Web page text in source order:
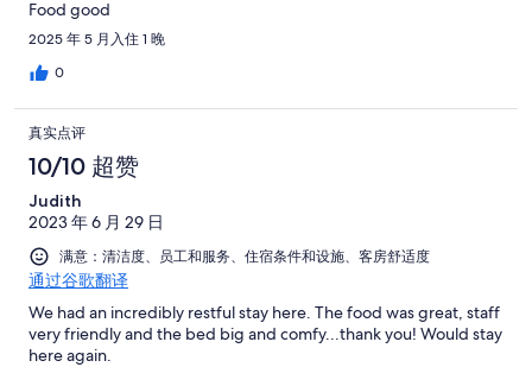
Food good
2025 年 5 月入住 1 晚
0
真实点评
10/10 超赞
Judith
2023 年 6 月 29 日
满意：清洁度、员工和服务、住宿条件和设施、客房舒适度
通过谷歌翻译
We had an incredibly restful stay here. The food was great, staff
very friendly and the bed big and comfy...thank you! Would stay
here again.